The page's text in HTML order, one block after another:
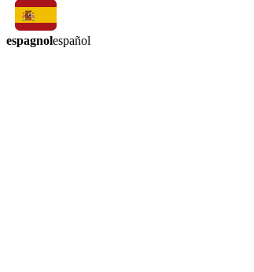
espagnolespañol